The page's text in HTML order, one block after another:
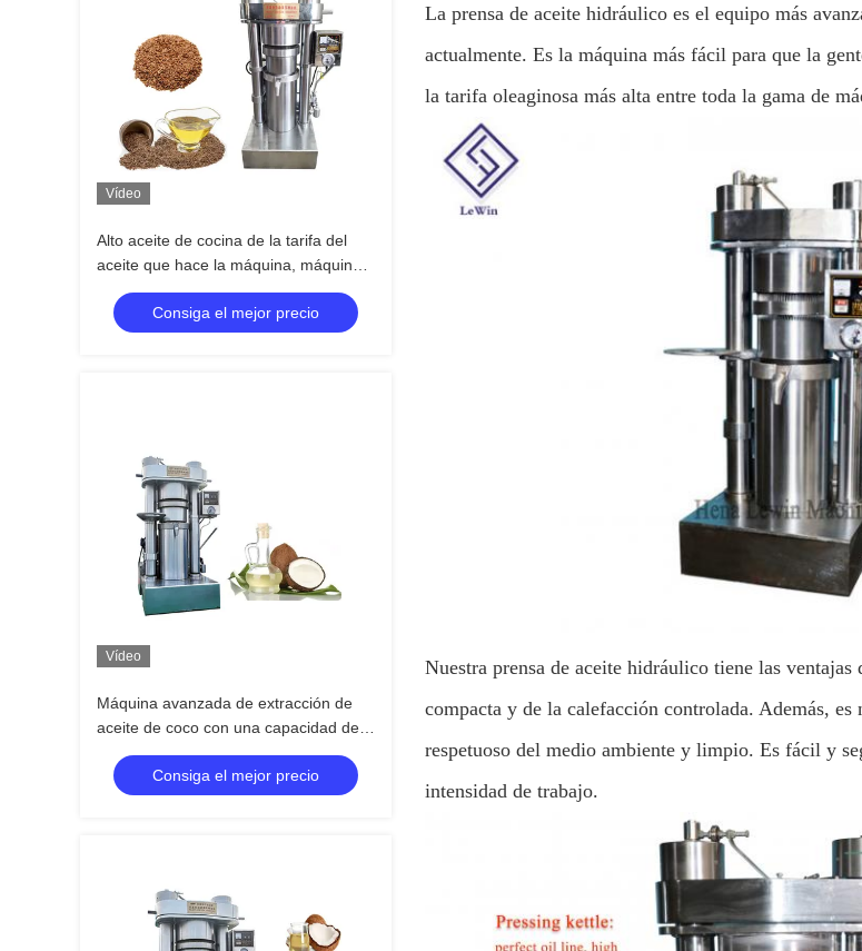
Vídeo
Alto aceite de cocina de la tarifa del
aceite que hace la máquina, máquina
comestible de la extracción de aceite
380V
Consiga el mejor precio
Vídeo
Máquina avanzada de extracción de
aceite de coco con una capacidad de
1230 kg y una capacidad de lote de 13
kg por loteConsiga el mejor precio
La prensa de aceite hidráulico es el equipo más
actualmente. Es la máquina más fácil para que la
la tarifa oleaginosa más alta entre toda la gama de
Nuestra prensa de aceite hidráulico tiene las
compacta y de la calefacción controlada. Además,
respetuoso del medio ambiente y limpio. Es fácil y
intensidad de trabajo.